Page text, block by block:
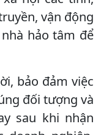
vận động
hảo tâm để
bảo đảm việc
đối tượng và
sau khi nhận